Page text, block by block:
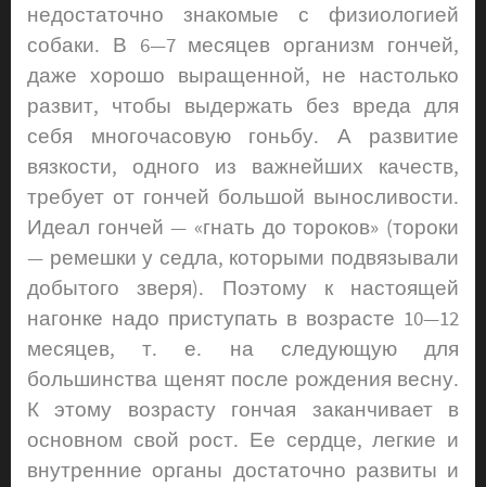
недостаточно знакомые с физиологией
собаки. В 6—7 месяцев организм гончей,
даже хорошо выращенной, не настолько
развит, чтобы выдержать без вреда для
себя многочасовую гоньбу. А развитие
вязкости, одного из важнейших качеств,
требует от гончей большой выносливости.
Идеал гончей — «гнать до торо­ков» (тороки
— ремешки у седла, которыми подвязывали
добытого зверя). Поэтому к настоящей
нагонке надо приступать в возрасте 10—12
месяцев, т. е. на следующую для
большинства щенят после рождения весну.
К этому возрасту гончая заканчивает в
основном свой рост. Ее сердце, легкие и
внутренние органы достаточно развиты и